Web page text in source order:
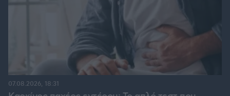
07.08.2026, 18:31